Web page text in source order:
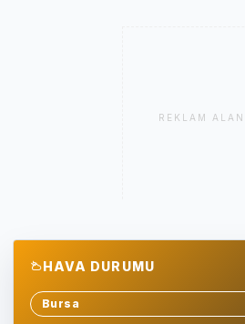
REKLAM ALANI
HAVA DURUMU
Sehir sec